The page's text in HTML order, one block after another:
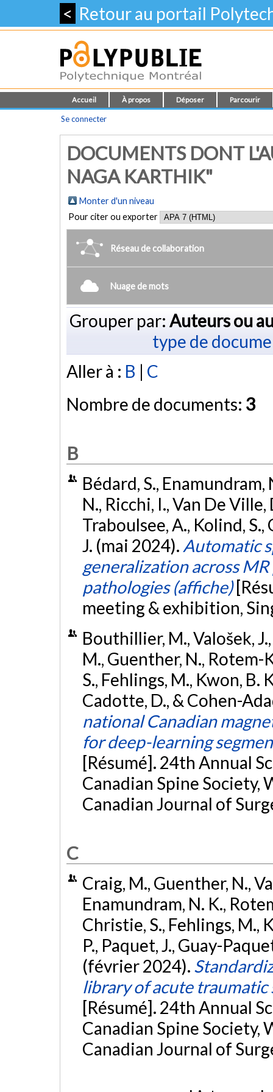
< Retour au portail
Accueil À propos Déposer Parcourir
Se connecter
DOCUMENTS DONT
NAGA KARTHIK"
Monter d'un niveau
Pour citer ou exporter
Réseau de collaboration
Nuage de mots
Grouper par: Auteurs ou
type de
Aller à : B | C
Nombre de documents: 3
B
Bédard, S., Enamundram,
N., Ricchi, I., Van De Ville,
Traboulsee, A., Kolind, S.,
J. (mai 2024). Automatic
generalization across
pathologies (affiche)
meeting & exhibition,
Bouthillier, M., Valošek,
M., Guenther, N., Rotem-
S., Fehlings, M., Kwon, B.
Cadotte, D., & Cohen-
national Canadian
for deep-learning
[Résumé]. 24th Annual
Canadian Spine Society,
Canadian Journal of
C
Craig, M., Guenther, N.,
Enamundram, N. K.,
Christie, S., Fehlings, M.,
P., Paquet, J., Guay-
(février 2024).
library of acute
[Résumé]. 24th Annual
Canadian Spine Society,
Canadian Journal of